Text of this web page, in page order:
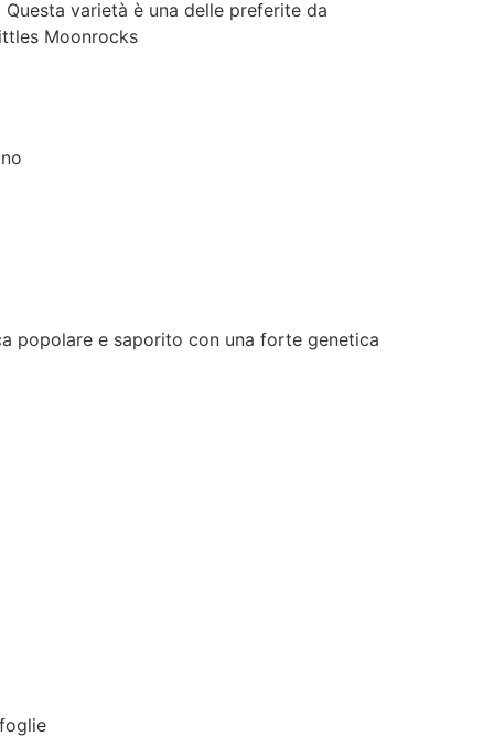
varietà è una delle preferite da
Moonrocks
popolare e saporito con una forte genetica